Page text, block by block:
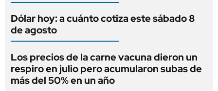
Dólar hoy: a cuánto cotiza este sábado 8
de agosto
Los precios de la carne vacuna dieron un
respiro en julio pero acumularon subas de
más del 50% en un año